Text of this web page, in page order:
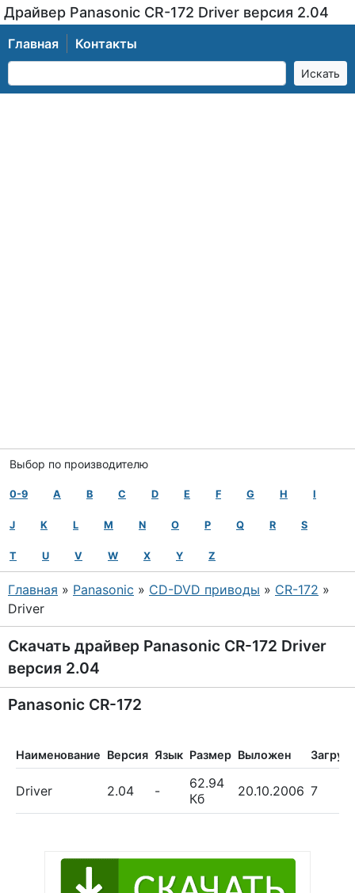
Драйвер Panasonic CR-172 Driver версия 2.04
Главная Контакты
Выбор по производителю
0-9 A B C D E F G H I
J K L M N O P Q R S
T U V W X Y Z
Главная » Panasonic » CD-DVD приводы » CR-172 »
Driver
Скачать драйвер Panasonic CR-172 Driver
версия 2.04
Panasonic CR-172
Наименование Версия Язык Размер Выложен
Driver 2.04 -
62.94
Кб
20.10.2006 7